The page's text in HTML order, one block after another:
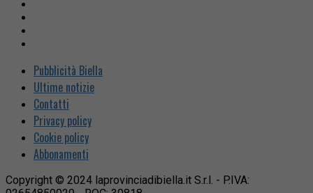
Pubblicità Biella
Ultime notizie
Contatti
Privacy policy
Cookie policy
Abbonamenti
Copyright © 2024 laprovinciadibiella.it S.r.l. - P.IVA: